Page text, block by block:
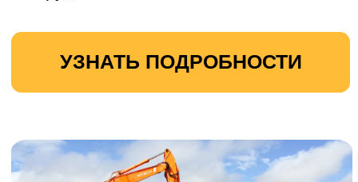
профессиональные услуги по вывозу
древесных отходов.